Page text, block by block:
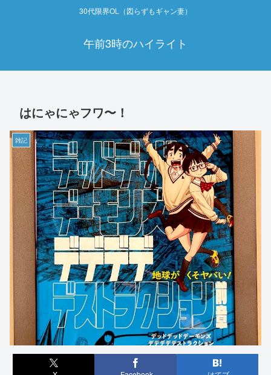
30代限界OL（図らずもギャン妻）
午前3時のハイライト
はにゃにゃフワ〜！
雑記